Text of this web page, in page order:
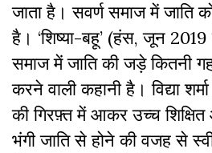
जाता है। सवर्ण समाज में जाति
है। ‘शिष्या-बहू’ (हंस, जून
समाज में जाति की जड़े कितनी
करने वाली कहानी है। विद्या
की गिरफ़्त में आकर उच्च
भंगी जाति से होने की वजह से